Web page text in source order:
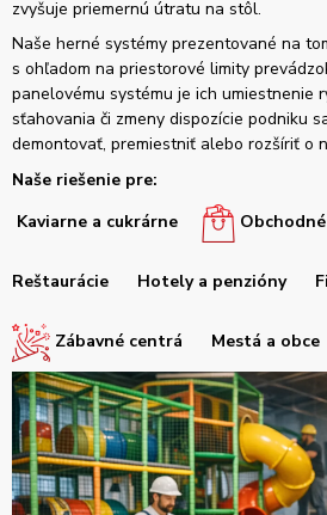
zvyšuje priemernú útratu na stôl.
Naše herné systémy prezentované na
s ohľadom na priestorové limity
panelovému systému je ich umiestnenie
sťahovania či zmeny dispozície podniku
demontovať, premiestniť alebo rozšíriť o
Naše riešenie pre:
Kaviarne a cukrárne
Reštaurácie Hotely a penzióny
Zábavné centrá Mestá a obce